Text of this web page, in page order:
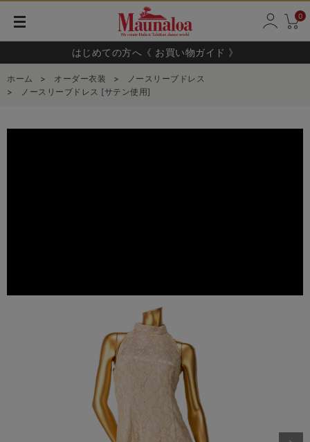
0
はじめての方へ《 お買い物ガイド 》
ホーム > オーダー衣装 >
ノースリーブドレス
>
ノースリーブドレス [サテン使用]